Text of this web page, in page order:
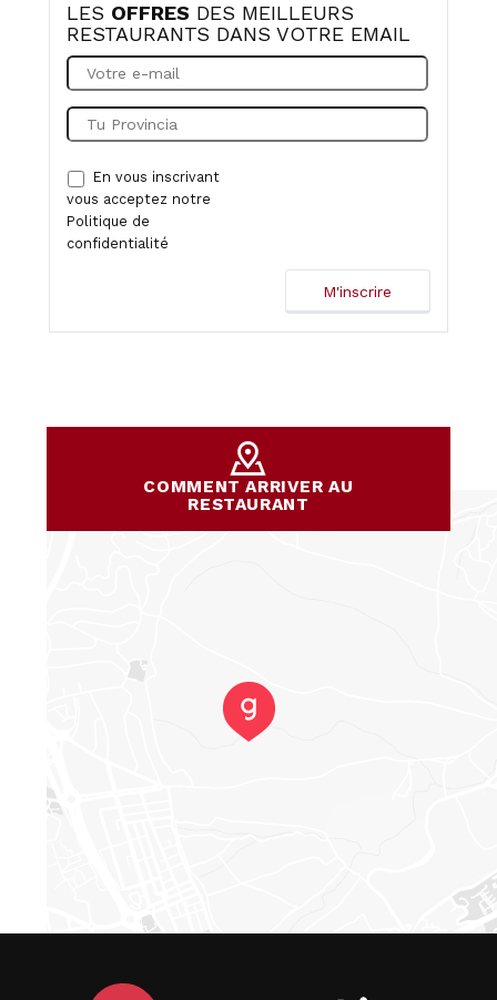
LES OFFRES DES MEILLEURS
RESTAURANTS DANS VOTRE EMAIL
En vous inscrivant
vous acceptez notre
Politique de
confidentialité
COMMENT ARRIVER AU
RESTAURANT